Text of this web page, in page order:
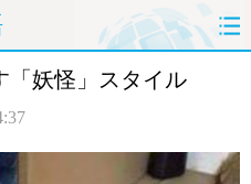
経済
「妖怪」スタイル